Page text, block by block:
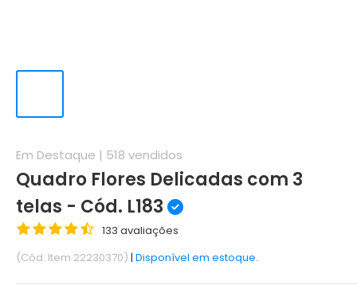
Em Destaque | 518 vendidos
Quadro Flores Delicadas com 3
telas - Cód. L183
133 avaliações
(Cód. Item 22230370) | Disponível em estoque.